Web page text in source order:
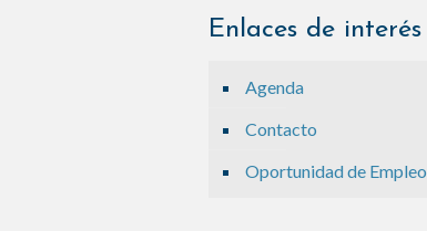
Enlaces de interés
Agenda
Contacto
Oportunidad de Empleo